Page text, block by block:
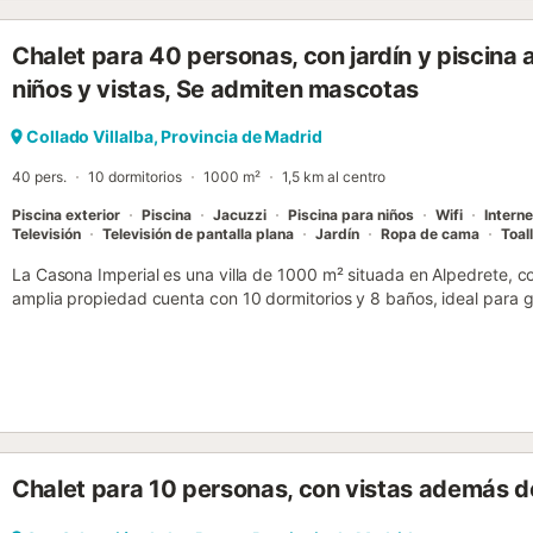
aviones privados. ESTANCIAS FAMILIARES Y GRUPALES: Vive la
en una villa vinculada a cadenas hoteleras de 5 estrellas, con 300
Relájate en los amplios baños en suite revestidos de mármol con
piscina iluminados por la noche, en un ambiente mágico. Siente la
Chalet para 40 personas, con jardín y piscina
niños y vistas, Se admiten mascotas
Collado Villalba, Provincia de Madrid
40 pers. 10 dormitorios 1000 m² 1,5 km al centro
Piscina exterior Piscina Jacuzzi Piscina para niños Wifi
Televisión
Televisión de pantalla plana Jardín Ropa de cama
La Casona Imperial es una villa de 1000 m² situada en Alpedrete,
amplia propiedad cuenta con 10 dormitorios y 8 baños, ideal para
pantalla plana y consola de juegos. Las instalaciones incluyen Wi-
juegos con billar, ping-pong y dardos. Las familias encontrarán
masajes, además de clases de fitness y yoga. Se ofrecen
aparcamiento privado disponible en el establecimiento. Se admiten
Chalet para 10 personas, con vistas además